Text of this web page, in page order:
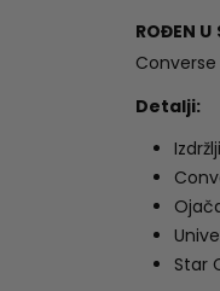
ROĐEN U
Detalji:
Star